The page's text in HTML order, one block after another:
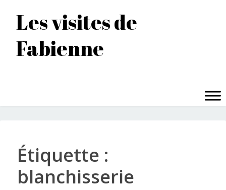
contenu
principal
Les visites de
Fabienne
Étiquette :
blanchisserie